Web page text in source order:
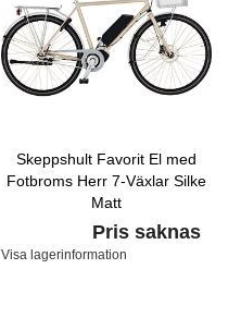
Skeppshult Favorit El med
Fotbroms Herr 7-Växlar Silke
Matt
Pris saknas
Visa lagerinformation